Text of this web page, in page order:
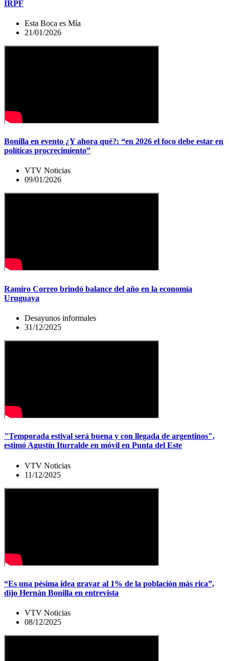
IRPF
Esta Boca es Mía
21/01/2026
Bonilla en evento ¿Y ahora qué?: “en 2026 el foco debe estar en
políticas procrecimiento”
VTV Noticias
09/01/2026
Ramiro Correo brindó balance del año en la economía
Uruguaya
Desayunos informales
31/12/2025
"Temporada estival será buena y con llegada de argentinos",
estimó Agustín Iturralde en móvil en Punta del Este
VTV Noticias
11/12/2025
“Es una pésima idea gravar al 1% de la población más rica”,
dijo Hernán Bonilla en entrevista
VTV Noticias
08/12/2025